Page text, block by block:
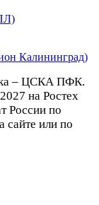
Калининград)
– ЦСКА ПФК.
на Ростех
России по
сайте или по